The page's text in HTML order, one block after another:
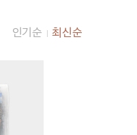
인기순 | 최신순